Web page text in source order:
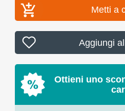
Metti a
Aggiungi
Ottieni uno